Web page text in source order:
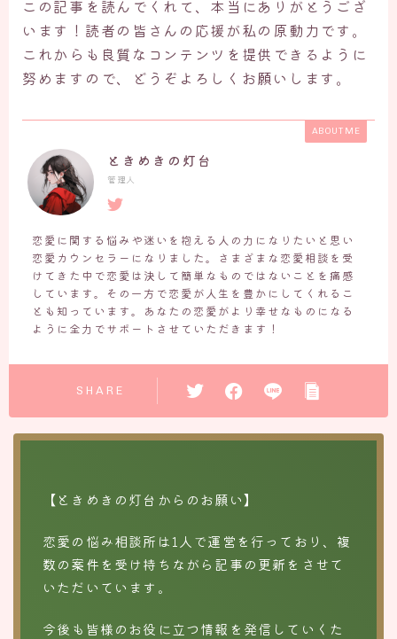
この記事を読んでくれて、本当にありがとうござ
います！読者の皆さんの応援が私の原動力です。
これからも良質なコンテンツを提供できるように
努めますので、どうぞよろしくお願いします。
ABOUT ME
ときめきの灯台
管理人
恋愛に関する悩みや迷いを抱える人の力になりたいと思い
恋愛カウンセラーになりました。さまざまな恋愛相談を受
けてきた中で恋愛は決して簡単なものではないことを痛感
しています。その一方で恋愛が人生を豊かにしてくれるこ
とも知っています。あなたの恋愛がより幸せなものになる
ように全力でサポートさせていただきます！
SHARE
【ときめきの灯台からのお願い】
恋愛の悩み相談所は1人で運営を行っており、複
数の案件を受け持ちながら記事の更新をさせて
いただいています。
今後も皆様のお役に立つ情報を発信していくた